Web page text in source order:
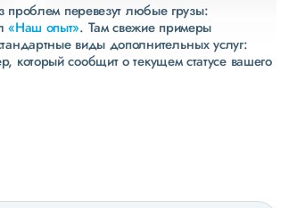
проблем перевезут любые грузы:
«Наш опыт». Там свежие примеры
виды дополнительных услуг:
который сообщит о текущем статусе вашего